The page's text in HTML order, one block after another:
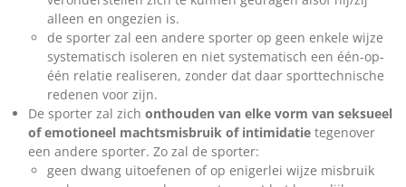
alleen en ongezien is.
de sporter zal een andere sporter op geen enkele wijze
systematisch isoleren en niet systematisch een één-op-
één relatie realiseren, zonder dat daar sporttechnische
redenen voor zijn.
De sporter zal zich onthouden van elke vorm van seksueel
of emotioneel machtsmisbruik of intimidatie tegenover
een andere sporter. Zo zal de sporter:
geen dwang uitoefenen of op enigerlei wijze misbruik